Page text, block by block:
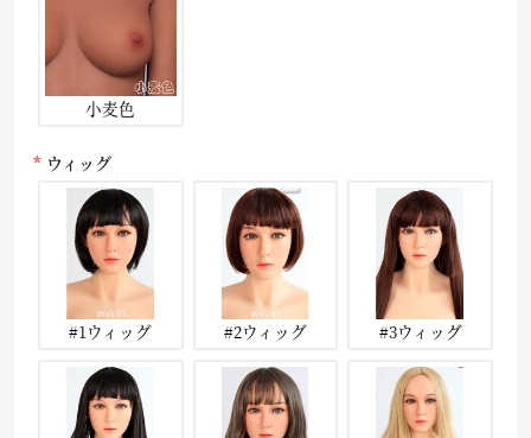
小麦色
ウィッグ
#1ウィッグ #2ウィッグ #3ウィッグ